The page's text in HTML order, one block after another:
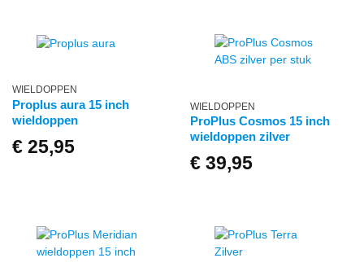
WIELDOPPEN
Proplus aura 15 inch
wieldoppen
€25,95
WIELDOPPEN
ProPlus Cosmos 15 inch
wieldoppen zilver
€39,95